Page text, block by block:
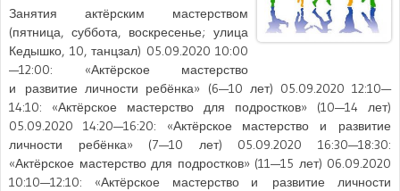
Занятия актёрским мастерством
(пятница, суббота, воскресенье; улица
Кедышко, 10, танцзал) 05.09.2020 10:00
—12:00: «Актёрское мастерство
и развитие личности ребёнка» (6—10 лет) 05.09.2020 12:10—
14:10: «Актёрское мастерство для подростков» (10—14 лет)
05.09.2020 14:20—16:20: «Актёрское мастерство и развитие
личности ребёнка» (7—10 лет) 05.09.2020 16:30—18:30:
«Актёрское мастерство для подростков» (11—15 лет) 06.09.2020
10:10—12:10: «Актёрское мастерство и развитие личности